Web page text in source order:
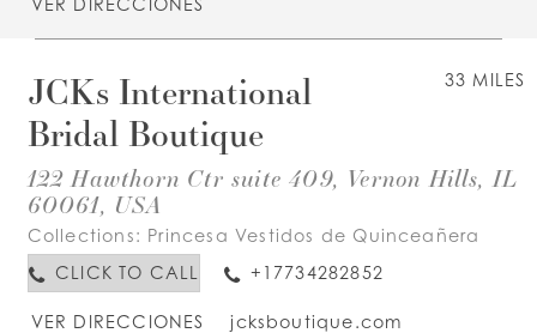
33 MILES
JCKs International
Bridal Boutique
122 Hawthorn Ctr suite 409, Vernon Hills, IL
60061, USA
Collections: Princesa Vestidos de Quinceañera
CLICK TO CALL
+17734282852
VER DIRECCIONES jcksboutique.com